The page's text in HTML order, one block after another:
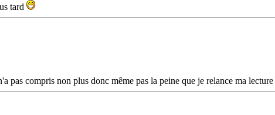
tard
compris non plus donc même pas la peine que je relance ma